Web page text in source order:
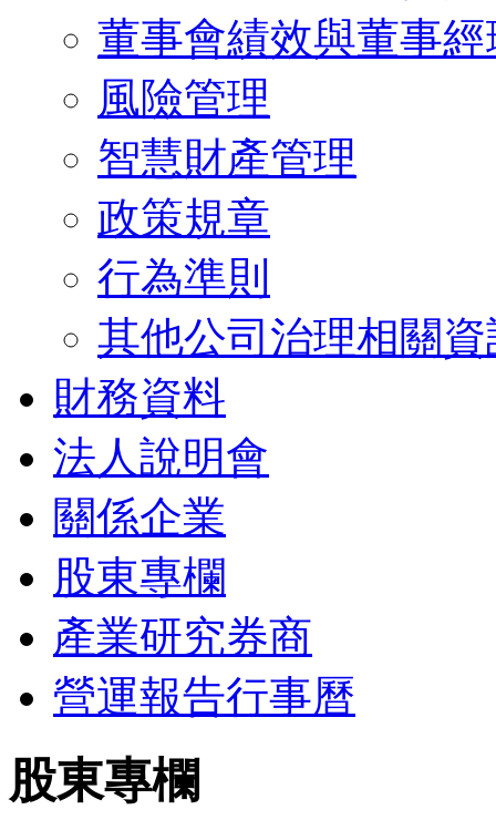
董事會績效與董事
風險管理
智慧財產管理
政策規章
行為準則
其他公司治理相關資
財務資料
法人說明會
關係企業
股東專欄
產業研究券商
營運報告行事曆
股東專欄